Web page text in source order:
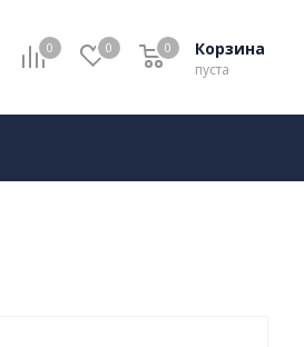
0 0 Корзина
пуста
0